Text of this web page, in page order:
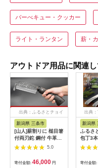
バーべキュー・クッカー
ライト・ランタン 薪・
アウトドア用品に関連
出典：ふるさとチョイ
新潟県 三条市
[山人]薪割りに 槌目箸
付両刃鉈 鋼付 牛革ケ
ース キャンプ用品 ア
ウトドア用品 鉈（ナ
タ） 【046S001】
5.0
寄付金額: 46,000 円
出典：
新潟県
ふるさ
包丁3
牛刀・
燕三条
Line]
寄付金額: